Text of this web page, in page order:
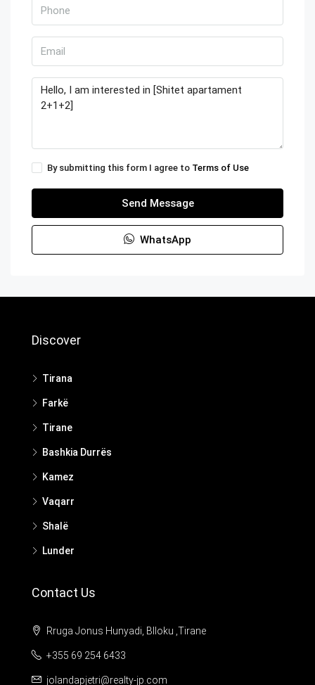
By submitting this form I agree to Terms of Use
Send Message
WhatsApp
Discover
Tirana
Farkë
Tirane
Bashkia Durrës
Kamez
Vaqarr
Shalë
Lunder
Contact Us
Rruga Jonus Hunyadi, Blloku ,Tirane
+355 69 254 6433
jolandapjetri@realty-jp.com